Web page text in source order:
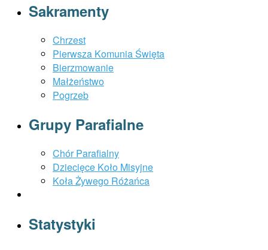
Sakramenty
Chrzest
Pierwsza Komunia Święta
Bierzmowanie
Małżeństwo
Pogrzeb
Grupy Parafialne
Chór Parafialny
Dziecięce Koło Misyjne
Koła Żywego Różańca
Statystyki